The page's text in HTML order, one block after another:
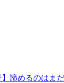
】諦めるのはま